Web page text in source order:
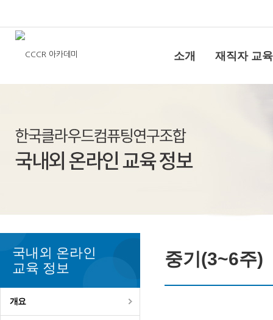
소개 재직자 교육
국내외 온라인
교육 정보
개요
중기(3~6주)